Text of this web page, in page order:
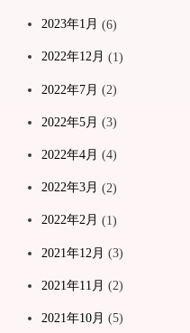
2023年1月 (6)
2022年12月 (1)
2022年7月 (2)
2022年5月 (3)
2022年4月 (4)
2022年3月 (2)
2022年2月 (1)
2021年12月 (3)
2021年11月 (2)
2021年10月 (5)